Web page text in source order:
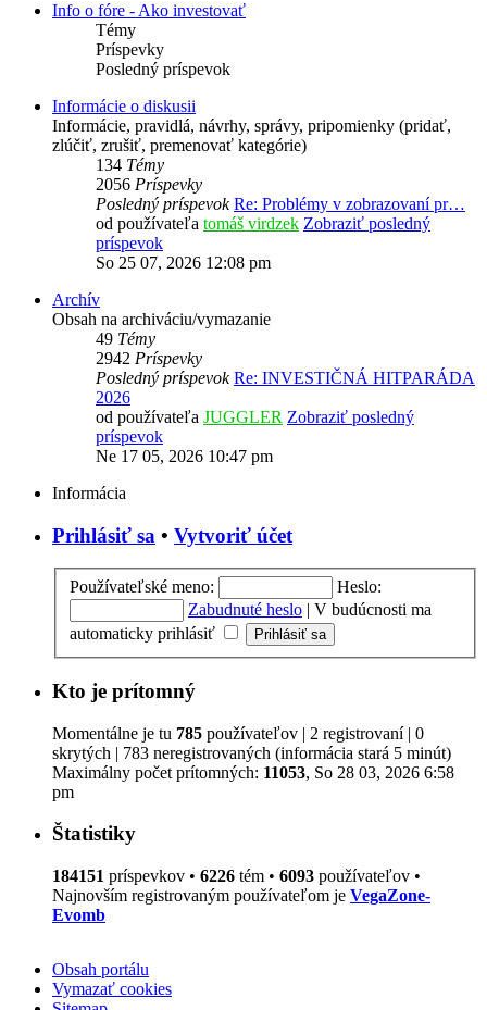
Info o fóre - Ako investovať
Témy
Príspevky
Posledný príspevok
Informácie o diskusii
Informácie, pravidlá, návrhy, správy, pripomienky (pridať,
zlúčiť, zrušiť, premenovať kategórie)
134 Témy
2056 Príspevky
Posledný príspevok Re: Problémy v zobrazovaní pr…
od používateľa tomáš virdzek Zobraziť posledný
príspevok
So 25 07, 2026 12:08 pm
Archív
Obsah na archiváciu/vymazanie
49 Témy
2942 Príspevky
Posledný príspevok Re: INVESTIČNÁ HITPARÁDA
2026
od používateľa JUGGLER Zobraziť posledný
príspevok
Ne 17 05, 2026 10:47 pm
Informácia
Prihlásiť sa • Vytvoriť účet
Používateľské meno:
Heslo:
Zabudnuté heslo | V budúcnosti ma
automaticky prihlásiť
Kto je prítomný
Momentálne je tu 785 používateľov | 2 registrovaní | 0
skrytých | 783 neregistrovaných (informácia stará 5 minút)
Maximálny počet prítomných: 11053, So 28 03, 2026 6:58
pm
Štatistiky
184151 príspevkov • 6226 tém • 6093 používateľov •
Najnovším registrovaným používateľom je VegaZone-
Evomb
Obsah portálu
Vymazať cookies